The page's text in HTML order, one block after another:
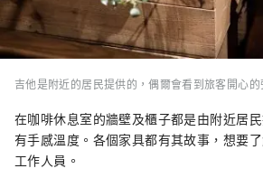
吉他是附近的居民提供的，偶爾會看到旅客開心的
在咖啡休息室的牆壁及櫃子都是由附近居
有手感溫度。各個家具都有其故事，想要
工作人員。